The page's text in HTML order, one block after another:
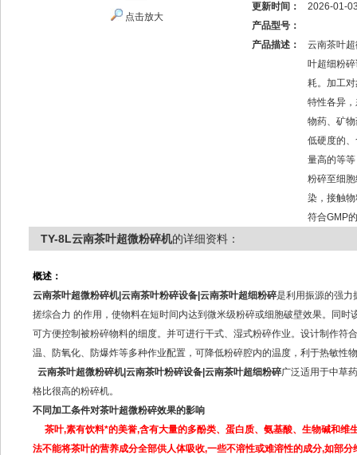
点击放大
更新时间：
2026-01-
产品型号：
产品描述：
云南茶叶
叶超细粉
耗。加工
特性各异
物药、矿
低硬度的
量高的等
粉碎至细
染，接触
符合GMP
TY-8L云南茶叶超微粉碎机的详细资料：
概述：
云南茶叶超微粉碎机|云南茶叶粉碎设备|云南茶叶超细粉碎是利用振源的强力
搓综合力 的作用，使物料在短时间内达到微米级粉碎或细胞破壁效果。同
可方便控制被粉碎物料的细度。并可进行干式、湿式粉碎作业。设计制作符
温、防氧化、防爆炸等多种作业配置，可降低粉碎腔内的温度，利于热敏性
云南茶叶超微粉碎机|云南茶叶粉碎设备|云南茶叶超细粉碎广泛适用于中草
格比很高的粉碎机。
不同加工条件对茶叶超微粉碎效果的影响
茶叶,素有饮料*的美誉,含有大量的多酚类、蛋白质、氨基酸、生物碱和
法不能将茶叶的营养成分全部供人体吸收,一些不溶性或难溶性的成分,如部